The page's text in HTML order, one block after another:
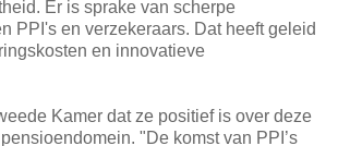
Er is sprake van scherpe
PPI's en verzekeraars. Dat heeft geleid
en innovatieve
Kamer dat ze positief is over deze
"De komst van PPI’s